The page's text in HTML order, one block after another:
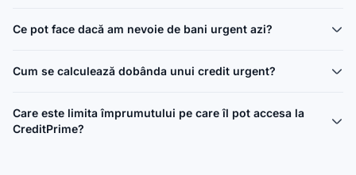
Ce pot face dacă am nevoie de bani urgent azi?
Cum se calculează dobânda unui credit urgent?
Care este limita împrumutului pe care îl pot accesa la
CreditPrime?